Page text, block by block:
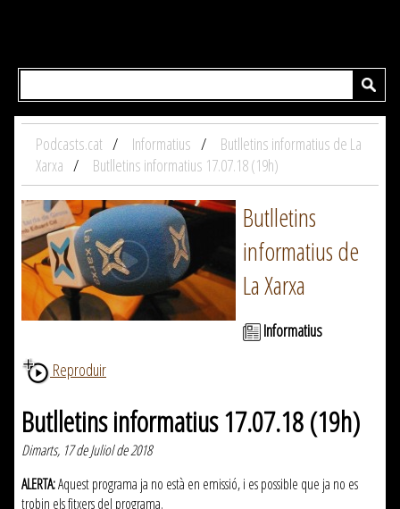
Podcasts.cat Informatius
Butlletins informatius de La
Xarxa
Butlletins informatius 17.07.18 (19h)
Butlletins
informatius de
La Xarxa
Informatius
Reproduir
Butlletins informatius 17.07.18 (19h)
Dimarts, 17 de Juliol de 2018
ALERTA:Aquest programa ja no està en emissió, i es possible que ja no es
trobin els fitxers del programa.